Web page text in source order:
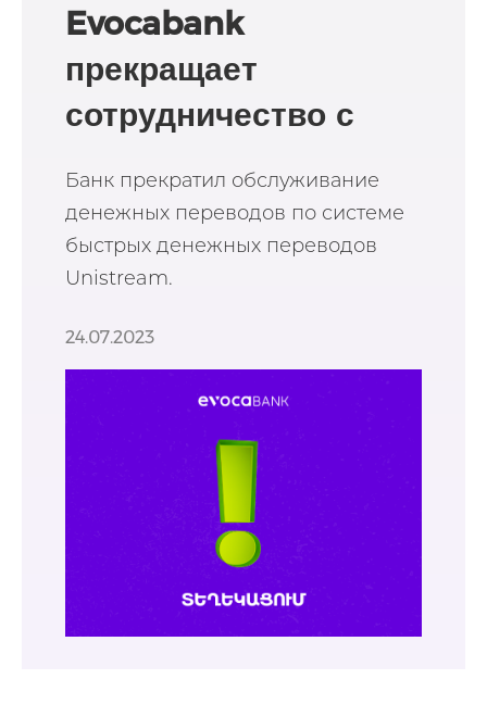
Evocabank
прекращает
сотрудничество с
Банк прекратил обслуживание
денежных переводов по системе
быстрых денежных переводов
Unistream.
24.07.2023